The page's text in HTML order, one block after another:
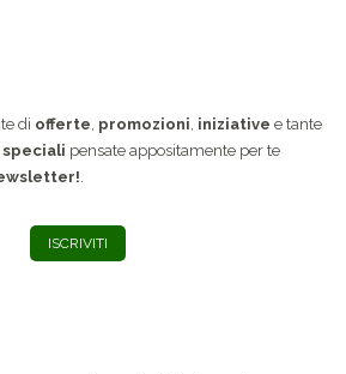
di offerte promozioni iniziative e tante
pensate appositamente per te
ISCRIVITI